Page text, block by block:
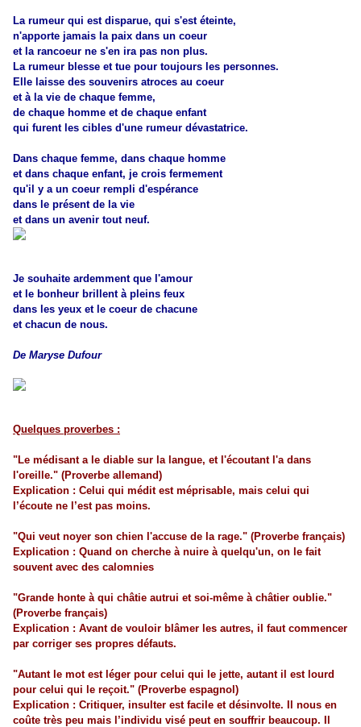
La rumeur qui est disparue, qui s'est éteinte,
n'apporte jamais la paix dans un coeur
et la rancoeur ne s'en ira pas non plus.
La rumeur blesse et tue pour toujours les personnes.
Elle laisse des souvenirs atroces au coeur
et à la vie de chaque femme,
de chaque homme et de chaque enfant
qui furent les cibles d'une rumeur dévastatrice.
Dans chaque femme, dans chaque homme
et dans chaque enfant, je crois fermement
qu'il y a un coeur rempli d'espérance
dans le présent de la vie
et dans un avenir tout neuf.
Je souhaite ardemment que l'amour
et le bonheur brillent à pleins feux
dans les yeux et le coeur de chacune
et chacun de nous.
De Maryse Dufour
Quelques proverbes :
"Le médisant a le diable sur la langue, et l'écoutant l'a dans
l'oreille." (Proverbe allemand)
Explication : Celui qui médit est méprisable, mais celui qui
l’écoute ne l’est pas moins.
"Qui veut noyer son chien l'accuse de la rage." (Proverbe français)
Explication : Quand on cherche à nuire à quelqu'un, on le fait
souvent avec des calomnies
"Grande honte à qui châtie autrui et soi-même à châtier oublie."
(Proverbe français)
Explication : Avant de vouloir blâmer les autres, il faut commencer
par corriger ses propres défauts.
"Autant le mot est léger pour celui qui le jette, autant il est lourd
pour celui qui le reçoit." (Proverbe espagnol)
Explication : Critiquer, insulter est facile et désinvolte. Il nous en
coûte très peu mais l’individu visé peut en souffrir beaucoup. Il